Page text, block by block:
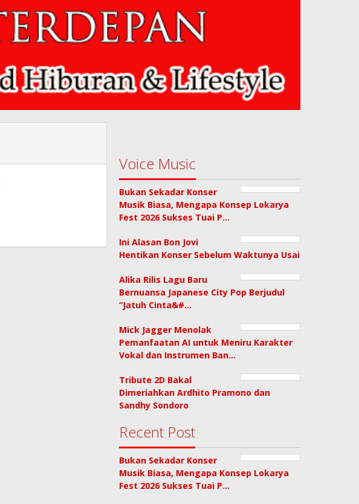
Voice Music
Bukan Sekadar Konser
Musik Biasa, Mengapa Konsep Lokarya
Fest 2026 Sukses Tuai P…
Ini Alasan Bon Jovi
Hentikan Konser Sebelum Waktunya Usai
Alika Rilis Lagu Baru
Bernuansa Japanese City Pop Berjudul
“Jatuh Cinta&#…
Mick Jagger Menolak
Pemanfaatan AI untuk Meniru Karakter
Vokal dan Instrumen Ban…
Tribute 2D Bakal
Dimeriahkan Ardhito Pramono dan
Sandhy Sondoro
Recent Post
Bukan Sekadar Konser
Musik Biasa, Mengapa Konsep Lokarya
Fest 2026 Sukses Tuai P…